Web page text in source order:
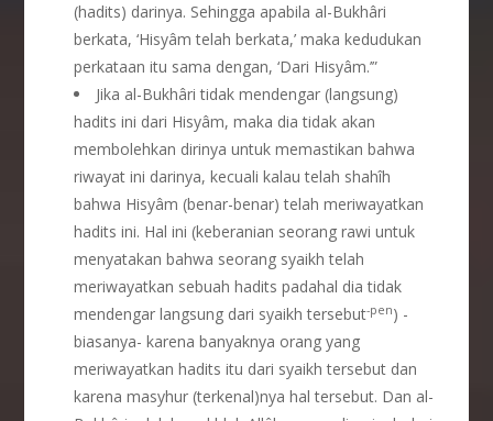
(hadits) darinya. Sehingga apabila al-Bukhâri
berkata, ‘Hisyâm telah berkata,’ maka kedudukan
perkataan itu sama dengan, ‘Dari Hisyâm.’”
Jika al-Bukhâri tidak mendengar (langsung)
hadits ini dari Hisyâm, maka dia tidak akan
membolehkan dirinya untuk memastikan bahwa
riwayat ini darinya, kecuali kalau telah shahîh
bahwa Hisyâm (benar-benar) telah meriwayatkan
hadits ini. Hal ini (keberanian seorang rawi untuk
menyatakan bahwa seorang syaikh telah
meriwayatkan sebuah hadits padahal dia tidak
mendengar langsung dari syaikh tersebut-pen) -
biasanya- karena banyaknya orang yang
meriwayatkan hadits itu dari syaikh tersebut dan
karena masyhur (terkenal)nya hal tersebut. Dan al-